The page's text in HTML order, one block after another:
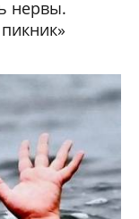
нервы.